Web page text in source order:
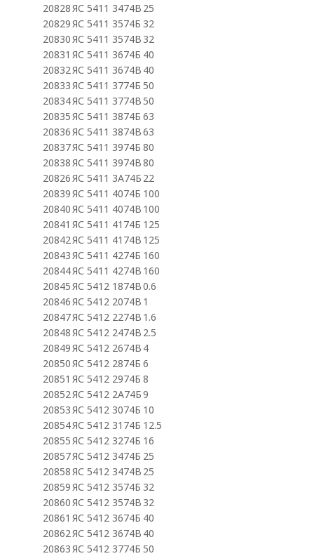
20828ЯС 5411 3474В 25
20829ЯС 5411 3574Б 32
20830ЯС 5411 3574В32
20831 ЯС 5411 3674Б 40
20832ЯС 5411 3674В 40
20833ЯС 5411 3774Б 50
20834ЯС 5411 3774В50
20835ЯС 5411 3874Б 63
20836ЯС 5411 3874В63
20837ЯС 5411 3974Б 80
20838ЯС 5411 3974В80
20826ЯС 5411 3А74Б 22
20839ЯС 5411 4074Б 100
20840ЯС 5411 4074В 100
20841 ЯС 5411 4174Б 125
20842ЯС 5411 4174В 125
20843ЯС 5411 4274Б 160
20844ЯС 5411 4274В 160
20845ЯС 5412 1874В0.6
20846ЯС 5412 2074В 1
20847ЯС 5412 2274В 1.6
20848ЯС 5412 2474В 2.5
20849ЯС 5412 2674В 4
20850ЯС 5412 2874Б 6
20851 ЯС 5412 2974Б 8
20852ЯС 5412 2А74Б9
20853ЯС 5412 3074Б 10
20854ЯС 5412 3174Б 12.5
20855ЯС 5412 3274Б 16
20857ЯС 5412 3474Б 25
20858ЯС 5412 3474В 25
20859ЯС 5412 3574Б 32
20860ЯС 5412 3574В32
20861 ЯС 5412 3674Б 40
20862ЯС 5412 3674В 40
20863ЯС 5412 3774Б 50